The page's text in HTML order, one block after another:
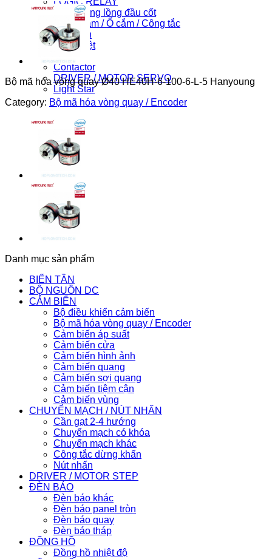
Máy in ống lồng đầu cốt
Phích cắm / Ổ cắm / Công tắc
Phụ kiện
Can nhiệt
Contactor
DRIVER / MOTOR SERVO
Light Star
Bộ mã hóa vòng quay Ø40 HE40H-6-100-6-L-5 Hanyoung
Category: Bộ mã hóa vòng quay / Encoder
Danh mục sản phẩm
BIẾN TẦN
BỘ NGUỒN DC
CẢM BIẾN
Bộ điều khiển cảm biến
Bộ mã hóa vòng quay / Encoder
Cảm biến áp suất
Cảm biến cửa
Cảm biến hình ảnh
Cảm biến quang
Cảm biến sợi quang
Cảm biến tiệm cận
Cảm biến vùng
CHUYỂN MẠCH / NÚT NHẤN
Cần gạt 2-4 hướng
Chuyển mạch có khóa
Chuyển mạch khác
Công tắc dừng khẩn
Nút nhấn
DRIVER / MOTOR STEP
ĐÈN BÁO
Đèn báo khác
Đèn báo panel tròn
Đèn báo quay
Đèn báo tháp
ĐỒNG HỒ
Đồng hồ nhiệt độ